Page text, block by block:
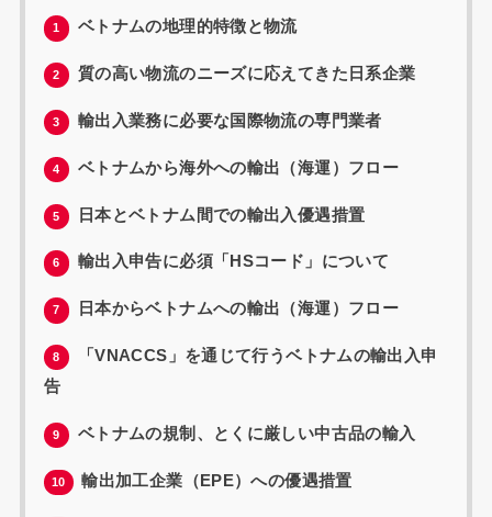
1 ベトナムの地理的特徴と物流
2 質の高い物流のニーズに応えてきた日系企業
3 輸出入業務に必要な国際物流の専門業者
4 ベトナムから海外への輸出（海運）フロー
5 日本とベトナム間での輸出入優遇措置
6 輸出入申告に必須「HSコード」について
7 日本からベトナムへの輸出（海運）フロー
8
「VNACCS」を通じて行うベトナムの輸出入申
告
9 ベトナムの規制、とくに厳しい中古品の輸入
10 輸出加工企業（EPE）への優遇措置